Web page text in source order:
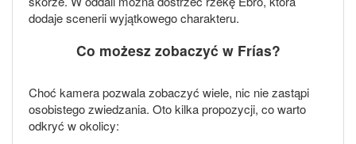
dodaje scenerii wyjątkowego charakteru.
Co możesz zobaczyć w Frías?
Choć kamera pozwala zobaczyć wiele, nic nie zastąpi
osobistego zwiedzania. Oto kilka propozycji, co warto
odkryć w okolicy: